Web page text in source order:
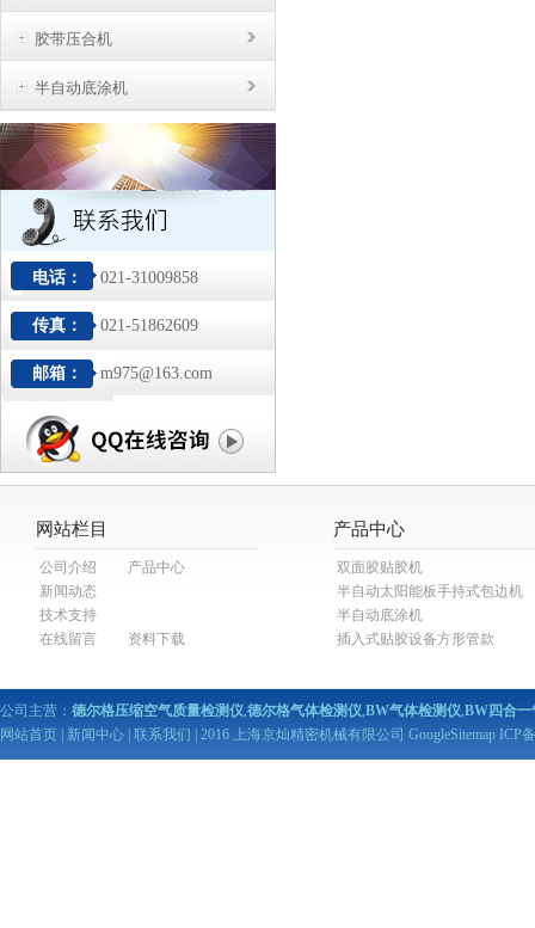
胶带压合机
半自动底涂机
电话： 021-31009858
传真： 021-51862609
邮箱： m975@163.com
网站栏目
公司介绍
产品中心
新闻动态
技术支持
在线留言
资料下载
产品中心
双面胶贴胶机
半自动太阳能板手持式包边机
半自动底涂机
插入式贴胶设备方形管款
公司主营： 德尔格压缩空气质量检测仪,德尔格气体检测仪,BW气体检测仪,BW四合一
网站首页
新闻中心 联系我们 | 2016 上海京灿精密机械有限公司 GoogleSitemap ICP